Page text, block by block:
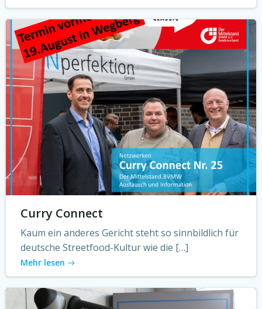
Curry Connect
Kaum ein anderes Gericht steht so sinnbildlich für
deutsche Streetfood-Kultur wie die […]
Mehr lesen